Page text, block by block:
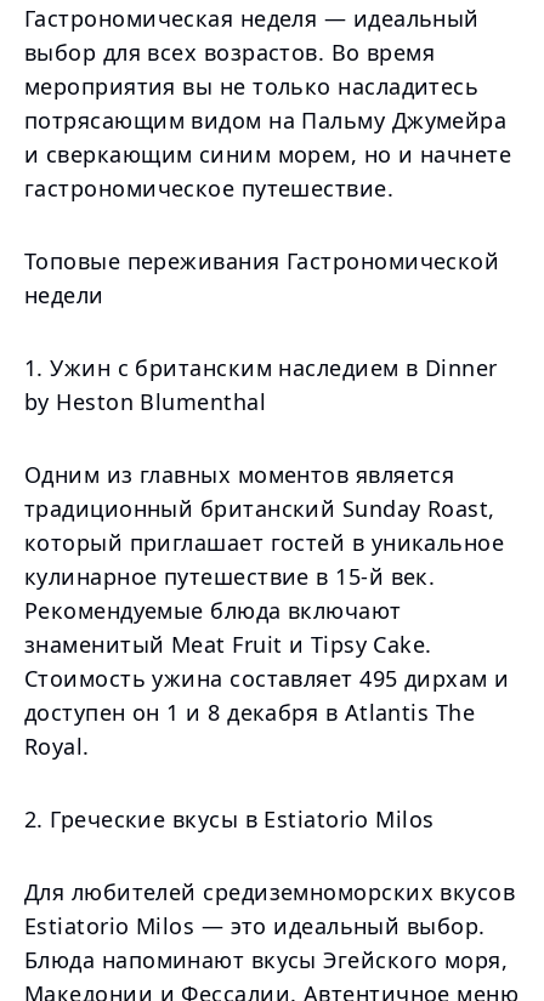
Гастрономическая неделя — идеальный
выбор для всех возрастов. Во время
мероприятия вы не только насладитесь
потрясающим видом на Пальму Джумейра
и сверкающим синим морем, но и начнете
гастрономическое путешествие.
Топовые переживания Гастрономической
недели
1. Ужин с британским наследием в Dinner
by Heston Blumenthal
Одним из главных моментов является
традиционный британский Sunday Roast,
который приглашает гостей в уникальное
кулинарное путешествие в 15-й век.
Рекомендуемые блюда включают
знаменитый Meat Fruit и Tipsy Cake.
Стоимость ужина составляет 495 дирхам и
доступен он 1 и 8 декабря в Atlantis The
Royal.
2. Греческие вкусы в Estiatorio Milos
Для любителей средиземноморских вкусов
Estiatorio Milos — это идеальный выбор.
Блюда напоминают вкусы Эгейского моря,
Македонии и Фессалии. Автентичное меню